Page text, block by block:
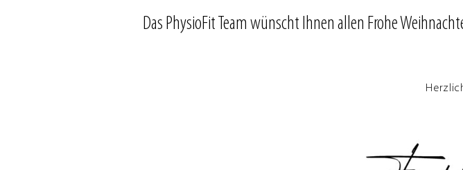
Das PhysioFit Team wünscht Ihnen allen Frohe